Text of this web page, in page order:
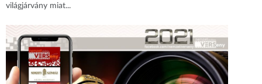
világjárvány miat...